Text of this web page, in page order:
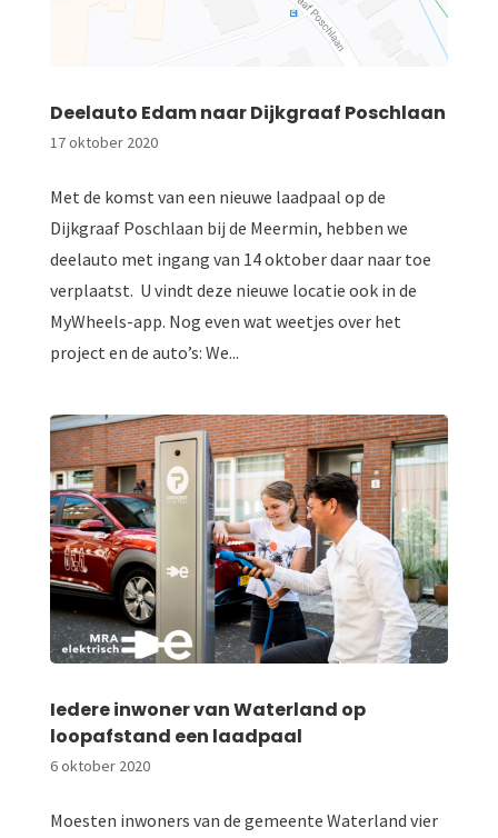
Deelauto Edam naar Dijkgraaf Poschlaan
17 oktober 2020
Met de komst van een nieuwe laadpaal op de
Dijkgraaf Poschlaan bij de Meermin, hebben we
deelauto met ingang van 14 oktober daar naar toe
verplaatst. U vindt deze nieuwe locatie ook in de
MyWheels-app. Nog even wat weetjes over het
project en de auto’s: We...
Iedere inwoner van Waterland op
loopafstand een laadpaal
6 oktober 2020
Moesten inwoners van de gemeente Waterland vier